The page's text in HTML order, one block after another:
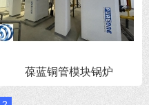
葆蓝铜管模块锅炉